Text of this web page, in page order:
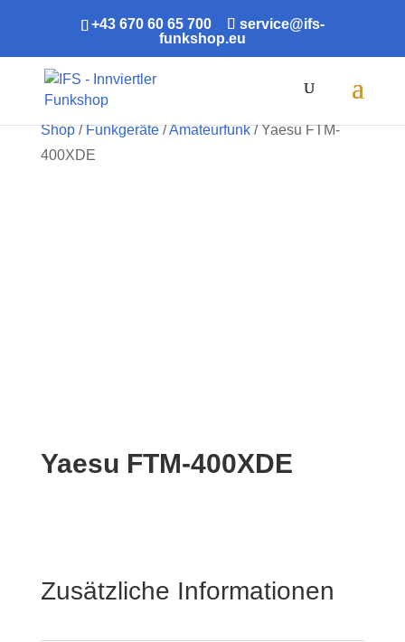
+43 670 60 65 700
service@ifs-
funkshop.eu
Shop/Funkgeräte/Amateurfunk/ Yaesu FTM-
400XDE
Yaesu FTM-400XDE
Zusätzliche Informationen